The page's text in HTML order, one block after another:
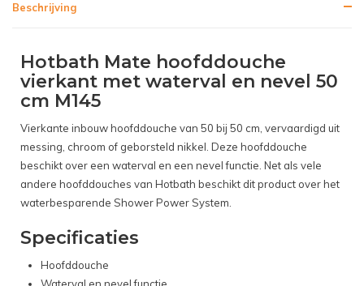
Beschrijving
Hotbath Mate hoofddouche
vierkant met waterval en nevel 50
cm M145
Vierkante inbouw hoofddouche van 50 bij 50 cm, vervaardigd uit
messing, chroom of geborsteld nikkel. Deze hoofddouche
beschikt over een waterval en een nevel functie. Net als vele
andere hoofddouches van Hotbath beschikt dit product over het
waterbesparende Shower Power System.
Specificaties
Hoofddouche